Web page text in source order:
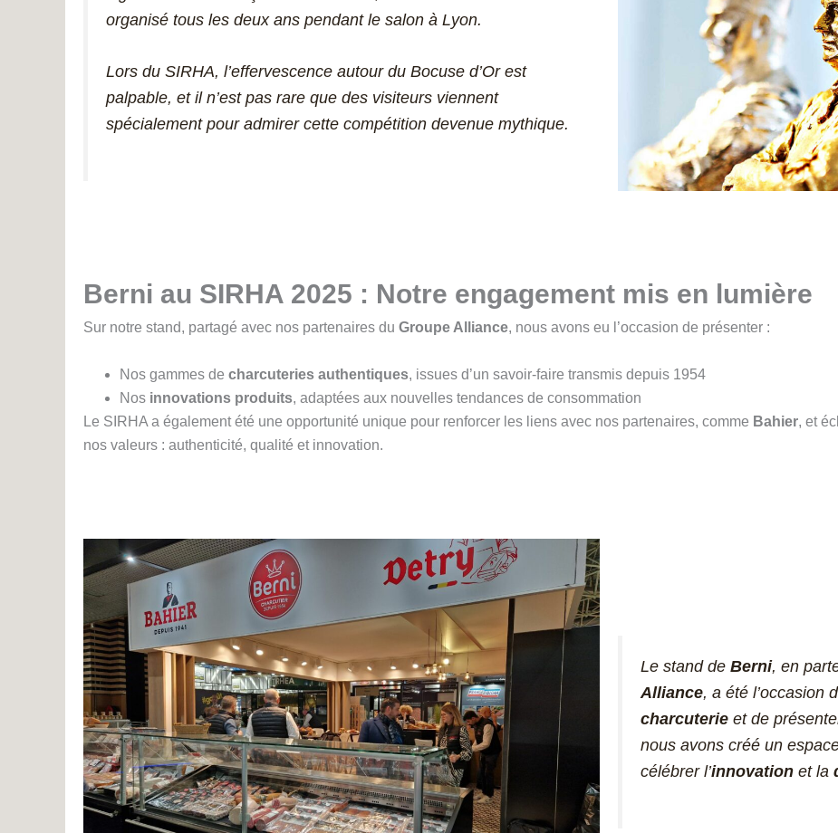
organisé tous les deux ans pendant le salon à Lyon.
Lors du SIRHA, l’effervescence autour du Bocuse d’Or est
palpable, et il n’est pas rare que des visiteurs viennent
spécialement pour admirer cette compétition devenue mythique.
Berni au SIRHA 2025 : Notre engagement mis en lumière
Sur notre stand, partagé avec nos partenaires du Groupe Alliance, nous avons eu l’occasion de présenter :
Nos gammes de charcuteries authentiques, issues d’un savoir-faire transmis depuis 1954
Nos innovations produits, adaptées aux nouvelles tendances de consommation
Le SIRHA a également été une opportunité unique pour renforcer les liens avec nos partenaires, comme Bahier, et
nos valeurs : authenticité, qualité et innovation.
Le stand de Berni, en
Alliance, a été l’occasion
charcuterie et de
nous avons créé un
célébrer l’innovation et la